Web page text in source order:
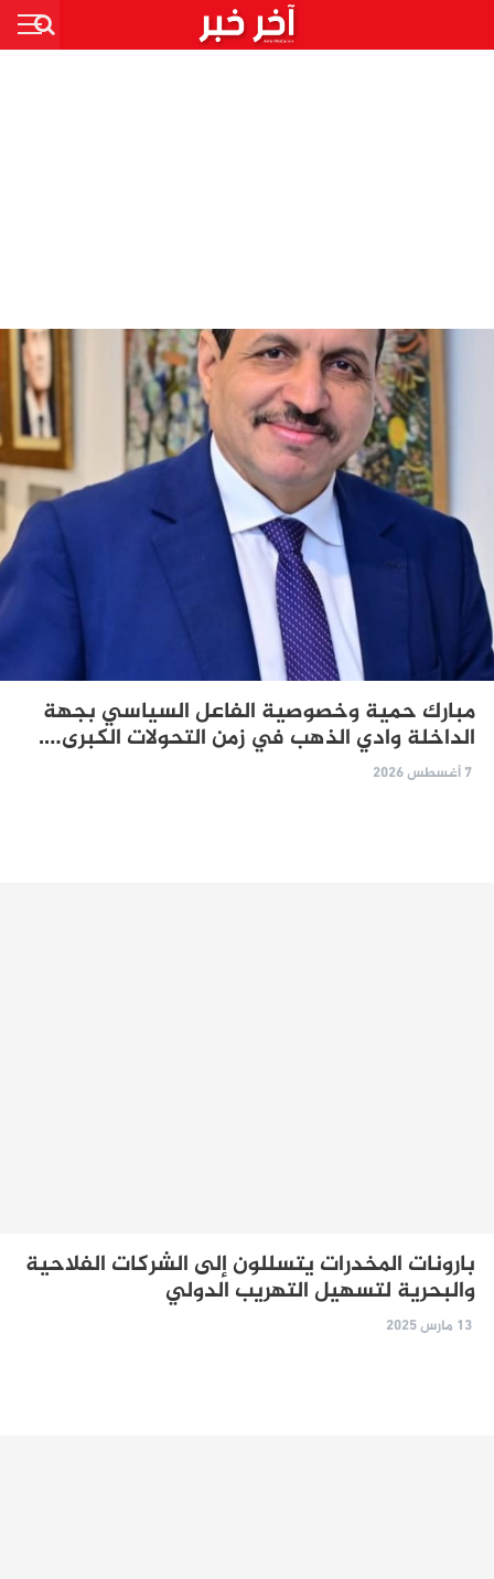
مبارك حمية وخصوصية الفاعل السياسي بجهة
الداخلة وادي الذهب في زمن التحولات الكبرى….
7 أغسطس 2026
بارونات المخدرات يتسللون إلى الشركات الفلاحية
والبحرية لتسهيل التهريب الدولي
13 مارس 2025